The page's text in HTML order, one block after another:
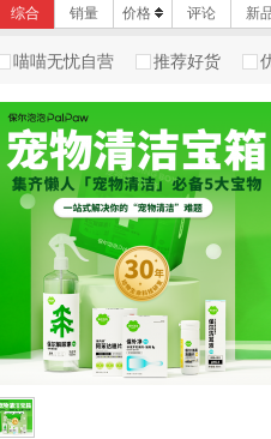
综合 销量 价格 评论 新
喵喵无忧自营 推荐好货